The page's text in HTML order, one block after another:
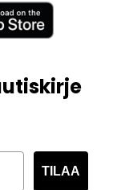
TILAA